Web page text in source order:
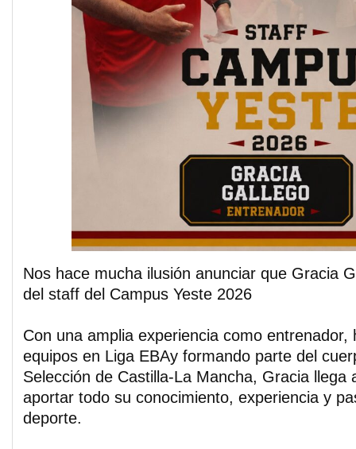
Nos hace mucha ilusión anunciar que Gracia
del staff del Campus Yeste 2026
Con una amplia experiencia como entrenador,
equipos en Liga EBAy formando parte del
Selección de Castilla-La Mancha, Gracia llega
aportar todo su conocimiento, experiencia y
deporte.